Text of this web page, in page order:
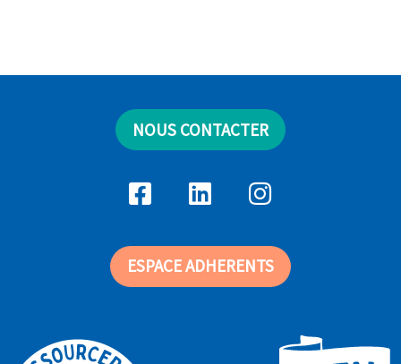
NOUS CONTACTER
ESPACE ADHERENTS